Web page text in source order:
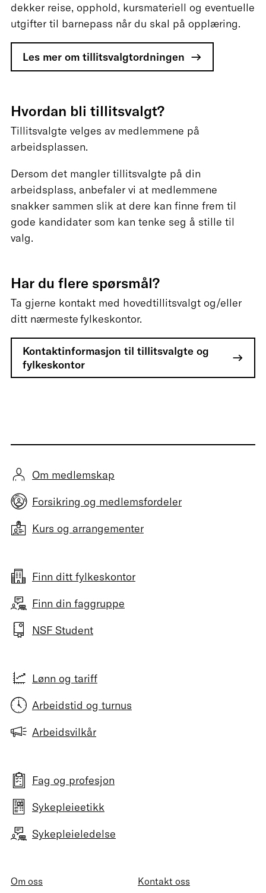
dekker reise, opphold, kursmateriell og eventuelle
utgifter til barnepass når du skal på opplæring.
Les mer om tillitsvalgtordningen
Hvordan bli tillitsvalgt?
Tillitsvalgte velges av medlemmene på
arbeidsplassen.
Dersom det mangler tillitsvalgte på din
arbeidsplass, anbefaler vi at medlemmene
snakker sammen slik at dere kan finne frem til
gode kandidater som kan tenke seg å stille til
valg.
Har du flere spørsmål?
Ta gjerne kontakt med hovedtillitsvalgt og/eller
ditt nærmeste fylkeskontor.
Kontaktinformasjon til tillitsvalgte og
fylkeskontor
Om medlemskap
Forsikring og medlemsfordeler
Kurs og arrangementer
Finn ditt fylkeskontor
Finn din faggruppe
NSF Student
Lønn og tariff
Arbeidstid og turnus
Arbeidsvilkår
Fag og profesjon
Sykepleieetikk
Sykepleieledelse
Om oss
Kontakt oss